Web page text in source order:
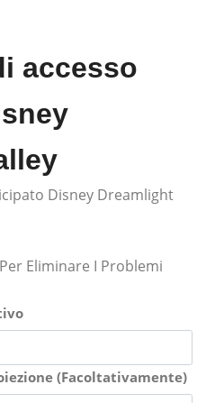
accesso
Disney Dreamlight
Eliminare I Problemi
(Facoltativamente)